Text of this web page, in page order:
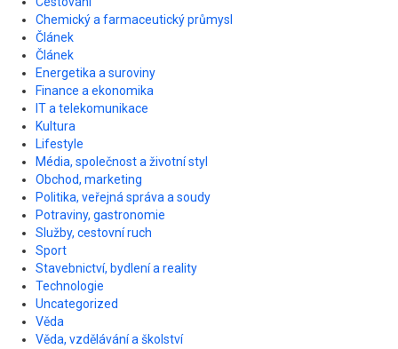
Chemický a farmaceutický průmysl
Článek
Článek
Energetika a suroviny
Finance a ekonomika
IT a telekomunikace
Kultura
Lifestyle
Média, společnost a životní styl
Obchod, marketing
Politika, veřejná správa a soudy
Potraviny, gastronomie
Služby, cestovní ruch
Sport
Stavebnictví, bydlení a reality
Technologie
Uncategorized
Věda
Věda, vzdělávání a školství